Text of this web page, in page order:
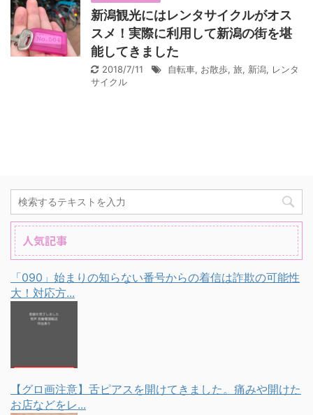
新潟観光にはレンタサイクルがオス
スメ！実際に利用して新潟の街を堪
能してきました
2018/7/11 自転車, お散歩, 旅, 新潟, レンタ
サイクル
人気記事
「090」始まりの知らない番号からの着信は詐欺の可能性
大！対応方...
【グロ画注意】舌ピアスを開けてきました。痛みや開けた
お店などをレ...